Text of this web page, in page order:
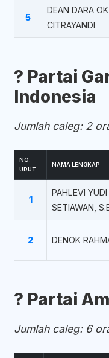
5
DEAN DARA
CITRAYANDI
?️ Partai
Indonesia
Jumlah caleg: 2
NO.
URUT
NAMA LENGKAP
1
PAHLEVI YUDI
SETIAWAN,
2 DENOK
?️ Partai
Jumlah caleg: 6